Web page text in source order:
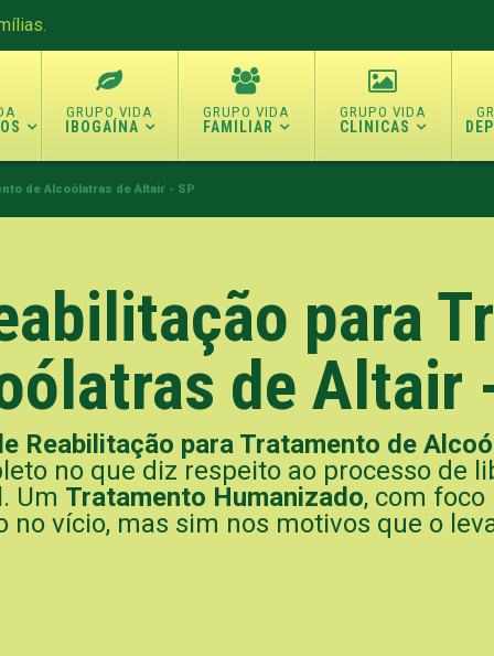
IBOGAÍNA FAMILIAR CLINICAS
de Alcoólatras de Altair - SP
para
de Altair
Reabilitação para Tratamento de
no que diz respeito ao processo de
Um Tratamento Humanizado, com
no vício, mas sim nos motivos que o